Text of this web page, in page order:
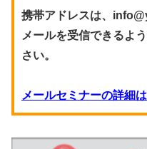
携帯アドレスは、
メールを受信できるよ
さい。
メールセミナーの詳細は